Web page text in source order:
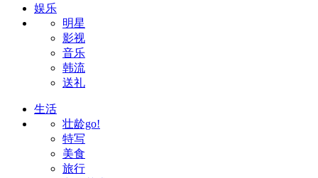
娱乐
明星
影视
音乐
韩流
送礼
生活
壮龄go!
特写
美食
旅行